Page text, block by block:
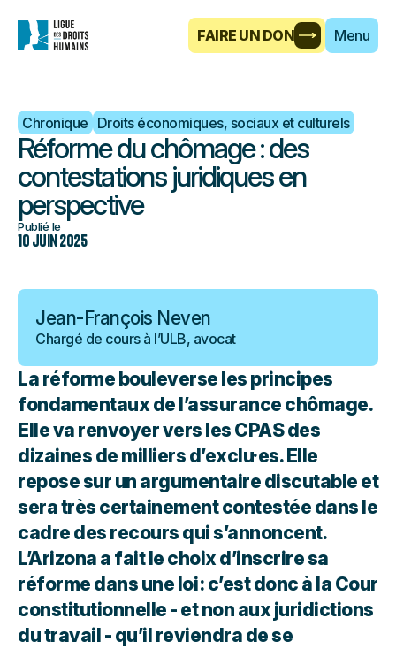
FAIRE UN DON Menu
Chronique Droits économiques, sociaux et culturels
Réforme du chômage : des
contestations juridiques en
perspective
Publié le
10 juin 2025
Jean-François Neven
Chargé de cours à l’ULB, avocat
La réforme bouleverse les principes
fondamentaux de l’assurance chômage.
Elle va renvoyer vers les CPAS des
dizaines de milliers d’exclu·es. Elle
repose sur un argumentaire discutable et
sera très certainement contestée dans le
cadre des recours qui s’annoncent.
L’Arizona a fait le choix d’inscrire sa
réforme dans une loi : c’est donc à la Cour
constitutionnelle - et non aux juridictions
du travail - qu’il reviendra de se